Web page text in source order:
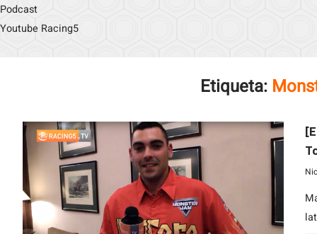
Podcast
Youtube Racing5
Etiqueta: